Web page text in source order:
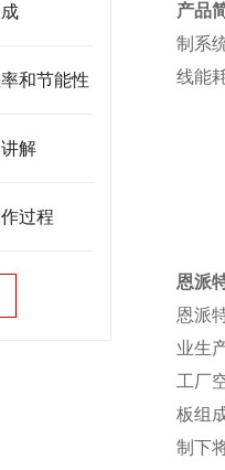
和节能性
解
过程
产品
制系
线能
恩派
恩派
业生
工厂
板组
制下